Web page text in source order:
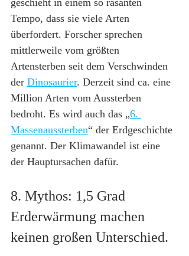
geschieht in einem so rasanten
Tempo, dass sie viele Arten
überfordert. Forscher sprechen
mittlerweile vom größten
Artensterben seit dem Verschwinden
der Dinosaurier. Derzeit sind ca. eine
Million Arten vom Aussterben
bedroht. Es wird auch das „6.
Massenaussterben“ der Erdgeschichte
genannt. Der Klimawandel ist eine
der Hauptursachen dafür.
8. Mythos: 1,5 Grad
Erderwärmung machen
keinen großen Unterschied.